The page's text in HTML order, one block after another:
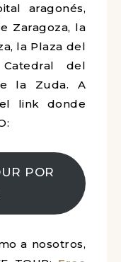
aragonés,
Zaragoza, la
la Plaza del
del
la Zuda. A
link donde
POR
a nosotros,